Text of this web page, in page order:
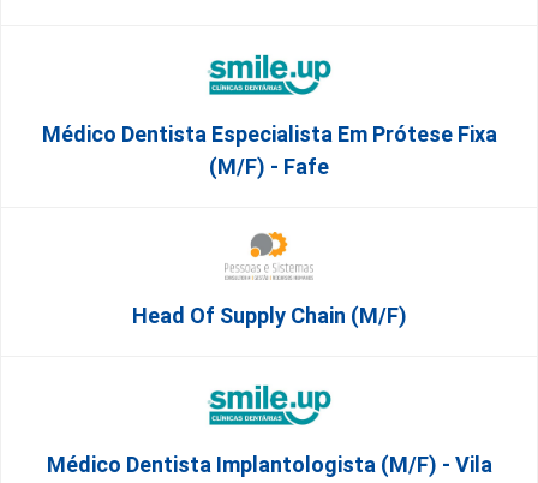
Médico Dentista Especialista Em Prótese Fixa
(M/F) - Fafe
Head Of Supply Chain (m/f)
Médico Dentista Implantologista (M/F) - Vila